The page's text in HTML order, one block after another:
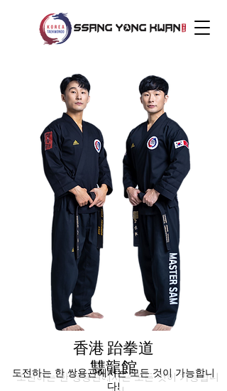
香港 跆拳道
雙龍館
香港 跆拳道
雙龍館
도전하는 한 쌍용관에서는 모든 것이 가능합니
다!